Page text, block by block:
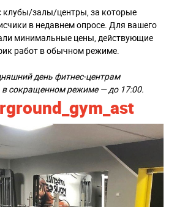
клубы/залы/центры, за которые
в недавнем опросе. Для вашего
минимальные цены, действующие
работ в обычном режиме.
день фитнес-центрам
в сокращенном режиме — до 17:00.